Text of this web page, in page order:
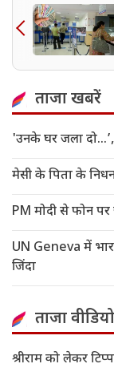
ताजा खबरें
'उनके घर जला
मेसी के पिता के
PM मोदी से फोन
UN Geneva में
जिंदा
ताजा वीडियो
श्रीराम को लेकर